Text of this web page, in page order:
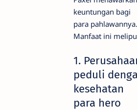
keuntungan bagi
para pahlawannya.
Manfaat ini
1.
peduli
kesehatan
para hero